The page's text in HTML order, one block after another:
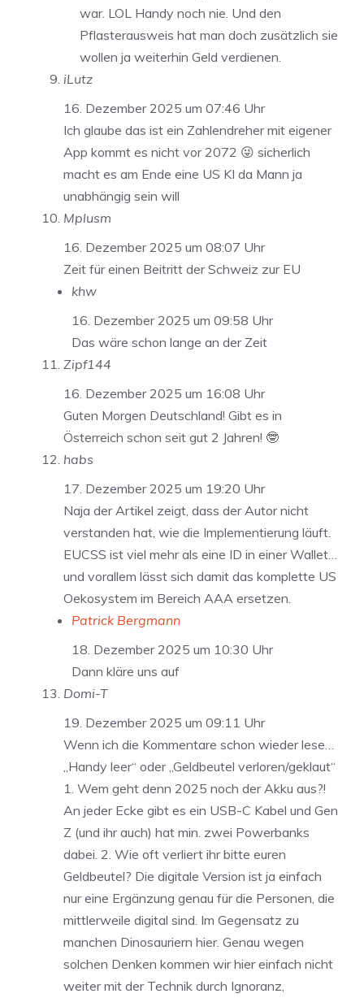
war. LOL Handy noch nie. Und den
Pflasterausweis hat man doch zusätzlich sie
wollen ja weiterhin Geld verdienen.
iLutz
16. Dezember 2025 um 07:46 Uhr
Ich glaube das ist ein Zahlendreher mit eigener
App kommt es nicht vor 2072 😜 sicherlich
macht es am Ende eine US KI da Mann ja
unabhängig sein will
Mplusm
16. Dezember 2025 um 08:07 Uhr
Zeit für einen Beitritt der Schweiz zur EU
khw
16. Dezember 2025 um 09:58 Uhr
Das wäre schon lange an der Zeit
Zipf144
16. Dezember 2025 um 16:08 Uhr
Guten Morgen Deutschland! Gibt es in
Österreich schon seit gut 2 Jahren! 🤓
habs
17. Dezember 2025 um 19:20 Uhr
Naja der Artikel zeigt, dass der Autor nicht
verstanden hat, wie die Implementierung läuft.
EUCSS ist viel mehr als eine ID in einer Wallet…
und vorallem lässt sich damit das komplette US
Oekosystem im Bereich AAA ersetzen.
Patrick Bergmann
18. Dezember 2025 um 10:30 Uhr
Dann kläre uns auf
Domi-T
19. Dezember 2025 um 09:11 Uhr
Wenn ich die Kommentare schon wieder lese…
„Handy leer“ oder „Geldbeutel verloren/geklaut“
1. Wem geht denn 2025 noch der Akku aus?!
An jeder Ecke gibt es ein USB-C Kabel und Gen
Z (und ihr auch) hat min. zwei Powerbanks
dabei. 2. Wie oft verliert ihr bitte euren
Geldbeutel? Die digitale Version ist ja einfach
nur eine Ergänzung genau für die Personen, die
mittlerweile digital sind. Im Gegensatz zu
manchen Dinosauriern hier. Genau wegen
solchen Denken kommen wir hier einfach nicht
weiter mit der Technik durch Ignoranz,